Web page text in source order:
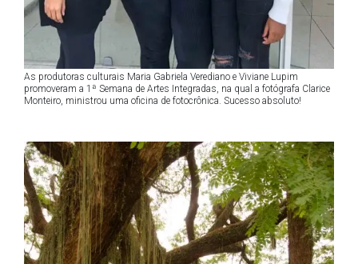
As produtoras culturais Maria Gabriela Verediano e Viviane Lupim
promoveram a 1ª Semana de Artes Integradas, na qual a fotógrafa Clarice
Monteiro, ministrou uma oficina de fotocrônica. Sucesso absoluto!